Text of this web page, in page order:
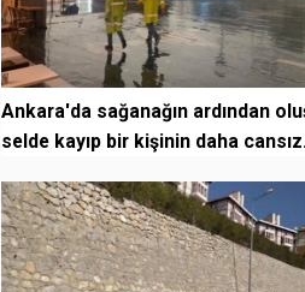
Ankara'da sağanağın ardından
selde kayıp bir kişinin daha cansız